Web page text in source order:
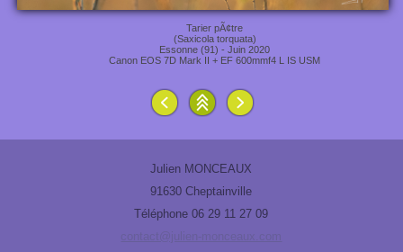
Tarier pÃ¢tre
(Saxicola torquata)
Essonne (91) - Juin 2020
Canon EOS 7D Mark II + EF 600mmf4 L IS USM
Julien MONCEAUX
91630 Cheptainville
Téléphone 06 29 11 27 09
contact@julien-monceaux.com